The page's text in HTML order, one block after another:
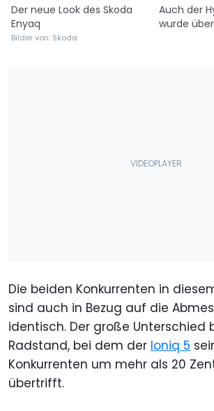
Der neue Look des Skoda
Enyaq
Bilder von: Skoda
Auch der
wurde
Die beiden Konkurrenten in
sind auch in Bezug auf die
identisch. Der große Unterschied
Radstand, bei dem der Ioniq 5
Konkurrenten um mehr als 20
übertrifft.